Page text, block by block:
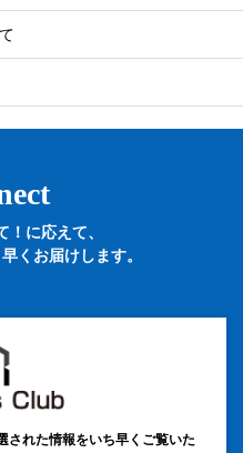
！に応えて、
くお届けします。
された情報をいち早くご覧いた